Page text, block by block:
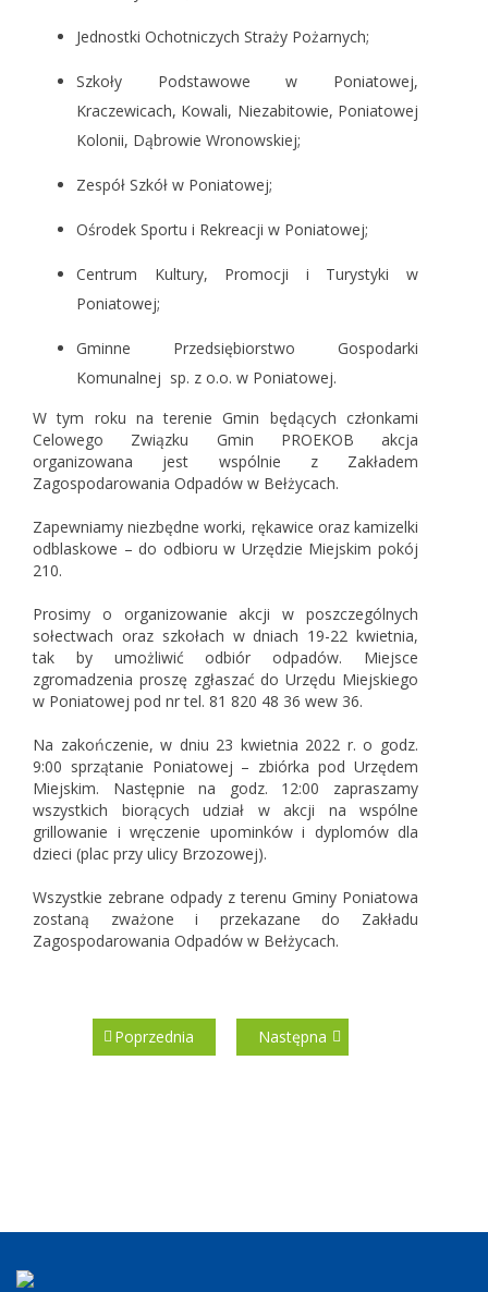
Jednostki Ochotniczych Straży Pożarnych;
Szkoły Podstawowe w Poniatowej,
Kraczewicach, Kowali, Niezabitowie, Poniatowej
Kolonii, Dąbrowie Wronowskiej;
Zespół Szkół w Poniatowej;
Ośrodek Sportu i Rekreacji w Poniatowej;
Centrum Kultury, Promocji i Turystyki w
Poniatowej;
Gminne Przedsiębiorstwo Gospodarki
Komunalnej sp. z o.o. w Poniatowej.
W tym roku na terenie Gmin będących członkami
Celowego Związku Gmin PROEKOB akcja
organizowana jest wspólnie z Zakładem
Zagospodarowania Odpadów w Bełżycach.
Zapewniamy niezbędne worki, rękawice oraz kamizelki
odblaskowe – do odbioru w Urzędzie Miejskim pokój
210.
Prosimy o organizowanie akcji w poszczególnych
sołectwach oraz szkołach w dniach 19-22 kwietnia,
tak by umożliwić odbiór odpadów. Miejsce
zgromadzenia proszę zgłaszać do Urzędu Miejskiego
w Poniatowej pod nr tel. 81 820 48 36 wew 36.
Na zakończenie, w dniu 23 kwietnia 2022 r. o godz.
9:00 sprzątanie Poniatowej – zbiórka pod Urzędem
Miejskim. Następnie na godz. 12:00 zapraszamy
wszystkich biorących udział w akcji na wspólne
grillowanie i wręczenie upominków i dyplomów dla
dzieci (plac przy ulicy Brzozowej).
Wszystkie zebrane odpady z terenu Gminy Poniatowa
zostaną zważone i przekazane do Zakładu
Zagospodarowania Odpadów w Bełżycach.
Poprzednia Następna